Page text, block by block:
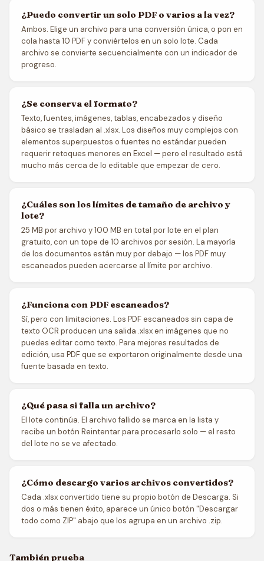
¿Puedo convertir un solo PDF o varios a la vez?
Ambos. Elige un archivo para una conversión única, o pon en
cola hasta 10 PDF y conviértelos en un solo lote. Cada
archivo se convierte secuencialmente con un indicador de
progreso.
¿Se conserva el formato?
Texto, fuentes, imágenes, tablas, encabezados y diseño
básico se trasladan al .xlsx. Los diseños muy complejos con
elementos superpuestos o fuentes no estándar pueden
requerir retoques menores en Excel — pero el resultado está
mucho más cerca de lo editable que empezar de cero.
¿Cuáles son los límites de tamaño de archivo y
lote?
25 MB por archivo y 100 MB en total por lote en el plan
gratuito, con un tope de 10 archivos por sesión. La mayoría
de los documentos están muy por debajo — los PDF muy
escaneados pueden acercarse al límite por archivo.
¿Funciona con PDF escaneados?
Sí, pero con limitaciones. Los PDF escaneados sin capa de
texto OCR producen una salida .xlsx en imágenes que no
puedes editar como texto. Para mejores resultados de
edición, usa PDF que se exportaron originalmente desde una
fuente basada en texto.
¿Qué pasa si falla un archivo?
El lote continúa. El archivo fallido se marca en la lista y
recibe un botón Reintentar para procesarlo solo — el resto
del lote no se ve afectado.
¿Cómo descargo varios archivos convertidos?
Cada .xlsx convertido tiene su propio botón de Descarga. Si
dos o más tienen éxito, aparece un único botón "Descargar
todo como ZIP" abajo que los agrupa en un archivo .zip.
También prueba